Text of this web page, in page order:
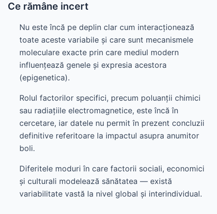
Ce rămâne incert
Nu este încă pe deplin clar cum interacționează
toate aceste variabile și care sunt mecanismele
moleculare exacte prin care mediul modern
influențează genele și expresia acestora
(epigenetica).
Rolul factorilor specifici, precum poluanții chimici
sau radiațiile electromagnetice, este încă în
cercetare, iar datele nu permit în prezent concluzii
definitive referitoare la impactul asupra anumitor
boli.
Diferitele moduri în care factorii sociali, economici
și culturali modelează sănătatea — există
variabilitate vastă la nivel global și interindividual.